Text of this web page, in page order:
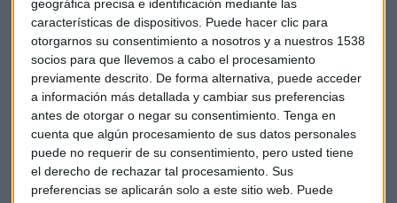
geográfica precisa e identificación mediante las
características de dispositivos. Puede hacer clic para
otorgarnos su consentimiento a nosotros y a nuestros 1538
socios para que llevemos a cabo el procesamiento
previamente descrito. De forma alternativa, puede acceder
a información más detallada y cambiar sus preferencias
antes de otorgar o negar su consentimiento. Tenga en
cuenta que algún procesamiento de sus datos personales
puede no requerir de su consentimiento, pero usted tiene
el derecho de rechazar tal procesamiento. Sus
preferencias se aplicarán solo a este sitio web. Puede
“sufra más”que la norteamericana.
“Queremos cero subsidios, cero aranceles, cero barreras no
arancelarias. Esa es la meta final. En realidad, tienes que
hacer amenazas serias a un país como China, bajo mandato
comunista desde hace décadas, porque no va a tomar
enserio a EEUU a no ser que haya amenazas serias”, apunta
García.